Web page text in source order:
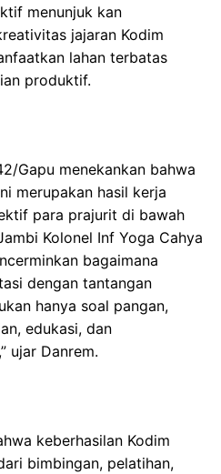
menunjuk kan
jajaran Kodim
lahan terbatas
produktif.
Gapu menekankan bahwa
merupakan hasil kerja
para prajurit di bawah
Kolonel Inf Yoga Cahya
bagaimana
dengan tantangan
hanya soal pangan,
edukasi, dan
ujar Danrem.
keberhasilan Kodim
bimbingan, pelatihan,